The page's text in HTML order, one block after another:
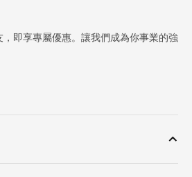
即享專屬優惠。讓我們成為你事業的強